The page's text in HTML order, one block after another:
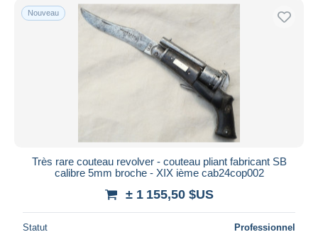
Nouveau
Très rare couteau revolver - couteau pliant fabricant SB
calibre 5mm broche - XIX ième cab24cop002
± 1 155,50 $US
Statut Professionnel